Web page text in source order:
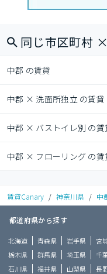
同じ市区町村
中郡 の賃貸
中郡 × 洗面所独立 の賃貸
中郡 × バストイレ別 の賃
中郡 × フローリング の賃
賃貸Canary / 神奈川県 / 中
都道府県から探す
北海道 青森県 岩手県 宮
栃木県
群馬県 埼玉県 千
石川県
福井県 山梨県 長